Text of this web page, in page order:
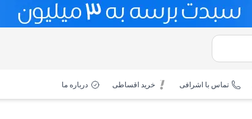
تماس با اشرافی خرید اقساطی درباره ما